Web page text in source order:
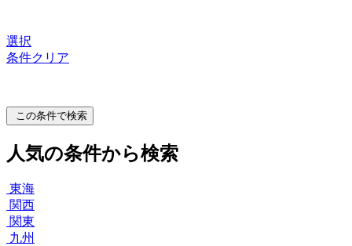
選択
条件クリア
この条件で検索
人気の条件から検索
東海
関西
関東
九州